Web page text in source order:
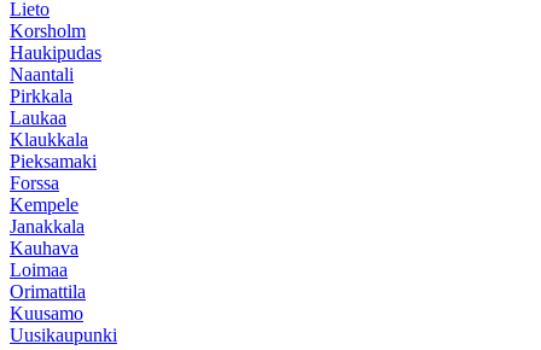
Lieto
Korsholm
Haukipudas
Naantali
Pirkkala
Laukaa
Klaukkala
Pieksamaki
Forssa
Kempele
Janakkala
Kauhava
Loimaa
Orimattila
Kuusamo
Uusikaupunki